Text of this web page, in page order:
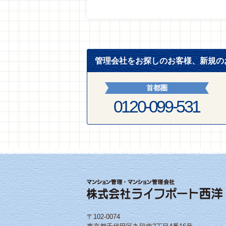
管理会社をお探しのお客様、新規の
首都圏
0120-099-531
〒102-0074